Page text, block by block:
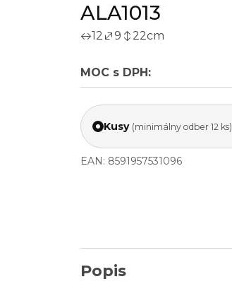
ALA1013
12 9 22cm
MOC s DPH:
Kusy (minimálny odber 12 ks)
EAN: 8591957531096
Popis